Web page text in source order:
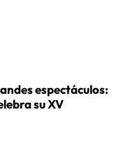
espectáculos:
su XV